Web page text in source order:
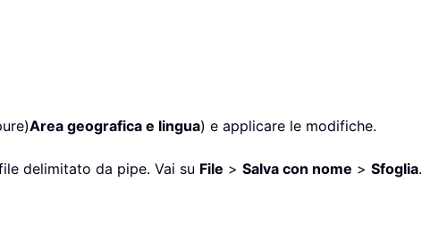
Area geografica e lingua) e applicare le modifiche.
delimitato da pipe. Vai su File > Salva con nome > Sfoglia.